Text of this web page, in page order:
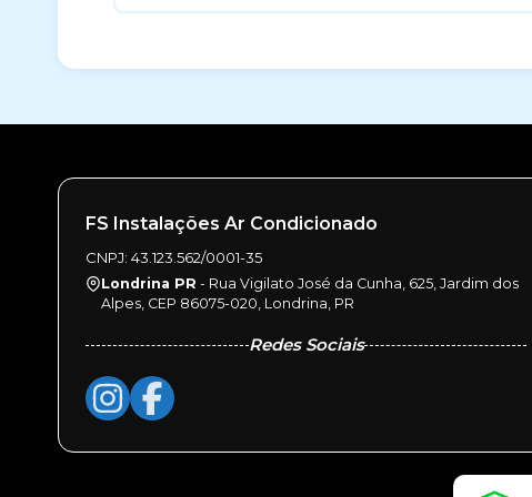
FS Instalações Ar Condicionado
CNPJ: 43.123.562/0001-35
Londrina PR - Rua Vigilato José da Cunha, 625, Jardim dos
Alpes, CEP 86075-020, Londrina, PR
Redes Sociais